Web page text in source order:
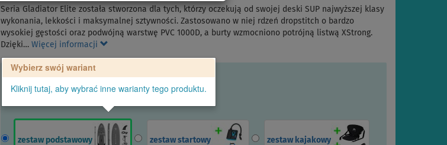
Seria Gladiator Elite została stworzona dla tych, którzy oczekują od swojej deski SUP najwyższej klasy
wykonania, lekkości i maksymalnej sztywności. Zastosowano w niej rdzeń dropstitch o bardzo
wysokiej gęstości oraz podwójną warstwę PVC 1000D, a burty wzmocniono potrójną listwą XStrong.
Dzięki… Więcej informacji
Wybierz swój wariant
Kliknij tutaj, aby wybrać inne warianty tego produktu.
zestaw podstawowy zestaw startowy zestaw kajakowy